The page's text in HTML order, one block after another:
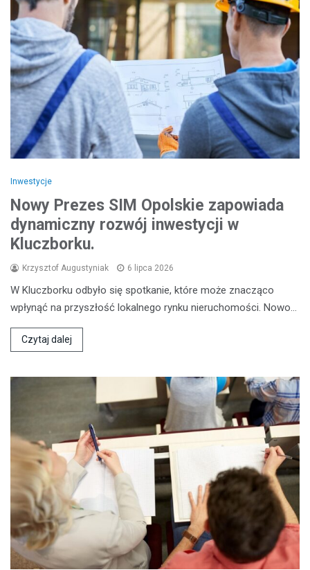
Inwestycje
Nowy Prezes SIM Opolskie zapowiada
dynamiczny rozwój inwestycji w
Kluczborku.
Krzysztof Augustyniak 6 lipca 2026
W Kluczborku odbyło się spotkanie, które może znacząco
wpłynąć na przyszłość lokalnego rynku nieruchomości. Nowo…
Czytaj dalej